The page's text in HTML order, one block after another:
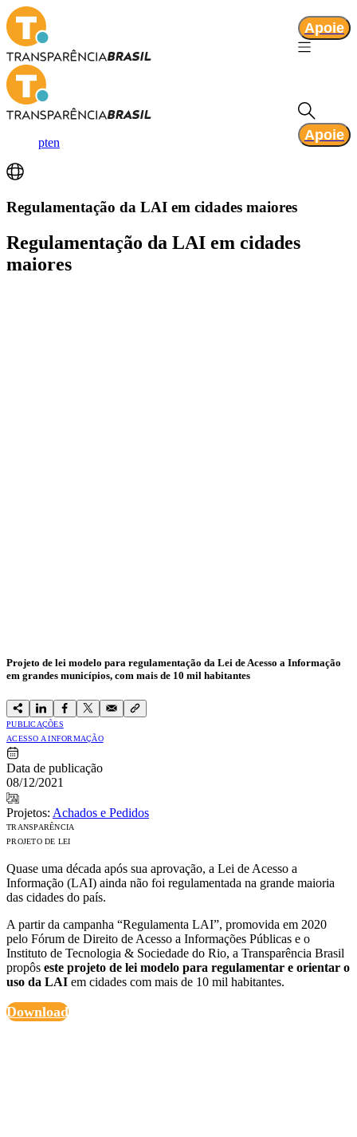
Apoie
pten Apoie
Regulamentação da LAI em cidades maiores
Regulamentação da LAI em cidades
maiores
Projeto de lei modelo para regulamentação da Lei de Acesso a Informação
em grandes municípios, com mais de 10 mil habitantes
PUBLICAÇÕES
ACESSO A INFORMAÇÃO
Data de publicação
08/12/2021
Projetos: Achados e Pedidos
TRANSPARÊNCIA
PROJETO DE LEI
Quase uma década após sua aprovação, a Lei de Acesso a
Informação (LAI) ainda não foi regulamentada na grande maioria
das cidades do país.
A partir da campanha “Regulamenta LAI”, promovida em 2020
pelo Fórum de Direito de Acesso a Informações Públicas e o
Instituto de Tecnologia & Sociedade do Rio, a Transparência Brasil
propôs este projeto de lei modelo para regulamentar e orientar o
uso da LAI em cidades com mais de 10 mil habitantes.
Download